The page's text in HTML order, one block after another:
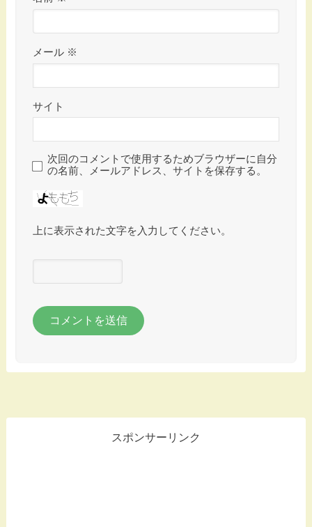
メール ※
サイト
次回のコメントで使用するためブラウザーに自分
の名前、メールアドレス、サイトを保存する。
上に表示された文字を入力してください。
スポンサーリンク